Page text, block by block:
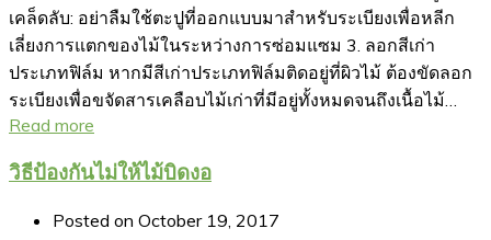
เคล็ดลับ: อย่าลืมใช้ตะปูที่ออกแบบมาสำหรับระเบียงเพื่อหลีก
เลี่ยงการแตกของไม้ในระหว่างการซ่อมแซม 3. ลอกสีเก่า
ประเภทฟิล์ม หากมีสีเก่าประเภทฟิล์มติดอยู่ที่ผิวไม้ ต้องขัดลอก
ระเบียงเพื่อขจัดสารเคลือบไม้เก่าที่มีอยู่ทั้งหมดจนถึงเนื้อไม้…
Read more
วิธีป้องกันไม่ให้ไม้บิดงอ
Posted on October 19, 2017